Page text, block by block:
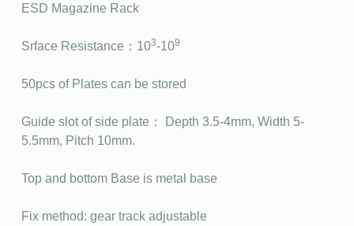
ESD Magazine Rack
Srface Resistance：103-109
50pcs of Plates can be stored
Guide slot of side plate： Depth 3.5-4mm, Width 5-
5.5mm, Pitch 10mm.
Top and bottom Base is metal base
Fix method: gear track adjustable